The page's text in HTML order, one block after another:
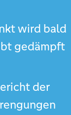
wird bald
gedämpft
der